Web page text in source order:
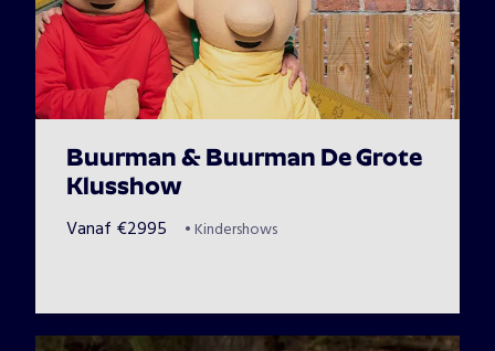
Buurman & Buurman De Grote
Klusshow
Vanaf €2995 • Kindershows